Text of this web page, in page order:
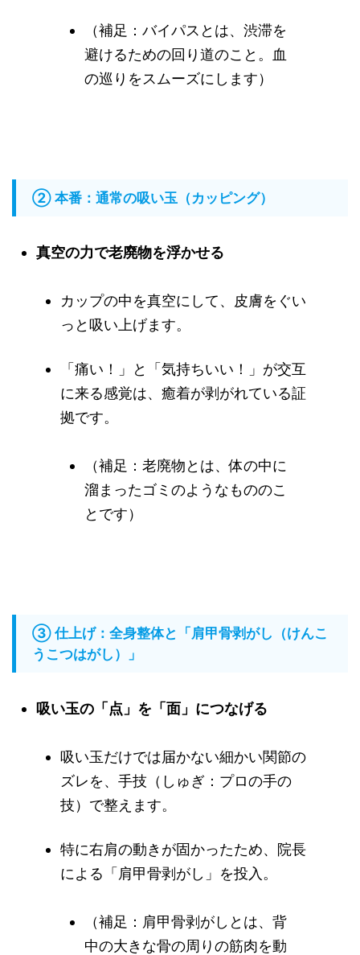
（補足：バイパスとは、渋滞を
避けるための回り道のこと。血
の巡りをスムーズにします）
② 本番：通常の吸い玉（カッピング）
真空の力で老廃物を浮かせる
カップの中を真空にして、皮膚をぐい
っと吸い上げます。
「痛い！」と「気持ちいい！」が交互
に来る感覚は、癒着が剥がれている証
拠です。
（補足：老廃物とは、体の中に
溜まったゴミのようなもののこ
とです）
③ 仕上げ：全身整体と「肩甲骨剥がし（けんこ
うこつはがし）」
吸い玉の「点」を「面」につなげる
吸い玉だけでは届かない細かい関節の
ズレを、手技（しゅぎ：プロの手の
技）で整えます。
特に右肩の動きが固かったため、院長
による「肩甲骨剥がし」を投入。
（補足：肩甲骨剥がしとは、背
中の大きな骨の周りの筋肉を動